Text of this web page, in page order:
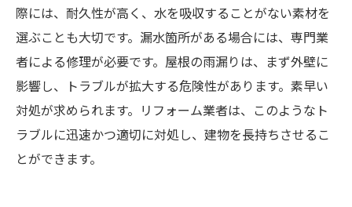
際には、耐久性が高く、水を吸収することがない素材を
選ぶことも大切です。漏水箇所がある場合には、専門業
者による修理が必要です。屋根の雨漏りは、まず外壁に
影響し、トラブルが拡大する危険性があります。素早い
対処が求められます。リフォーム業者は、このようなト
ラブルに迅速かつ適切に対処し、建物を長持ちさせるこ
とができます。